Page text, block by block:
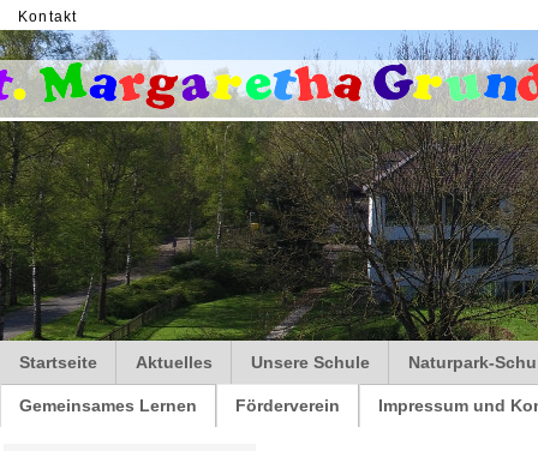
Kontakt
Startseite Aktuelles Unsere Schule Naturpark-
Gemeinsames Lernen Förderverein Impressum und